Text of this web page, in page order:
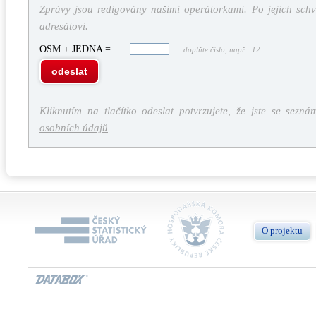
Zprávy jsou redigovány našimi operátorkami. Po jejich
adresátovi.
OSM + JEDNA = doplňte číslo, např.: 12
odeslat
Kliknutím na tlačítko odeslat potvrzujete, že jste se
osobních údajů
O projektu